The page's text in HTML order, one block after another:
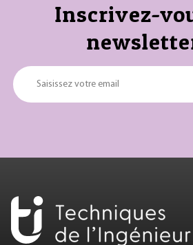
Inscrivez-
Saisissez votre email